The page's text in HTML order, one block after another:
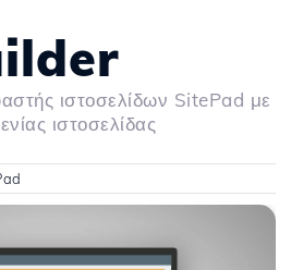
ιστοσελίδων SitePad με
ιστοσελίδας